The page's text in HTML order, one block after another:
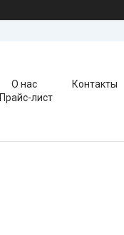
О нас
Контакты
Прайс-лист